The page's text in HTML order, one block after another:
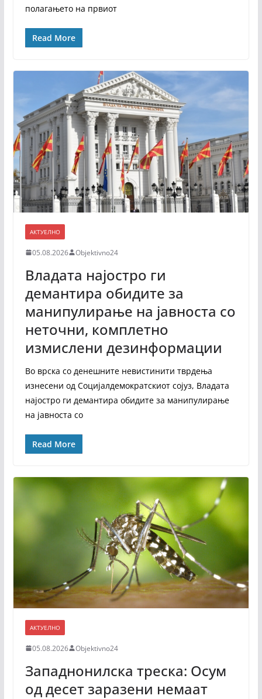
полагањето на првиот
Read More
АКТУЕЛНО
05.08.2026 Objektivno24
Владата најостро ги
демантира обидите за
манипулирање на јавноста со
неточни, комплетно
измислени дезинформации
Во врска со денешните невистинити тврдења
изнесени од Социјалдемократскиот сојуз, Владата
најостро ги демантира обидите за манипулирање
на јавноста со
Read More
АКТУЕЛНО
05.08.2026 Objektivno24
Западнонилска треска: Осум
од десет заразени немаат